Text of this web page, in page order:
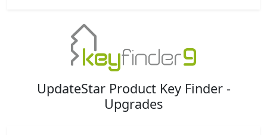
UpdateStar Product Key Finder -
Upgrades